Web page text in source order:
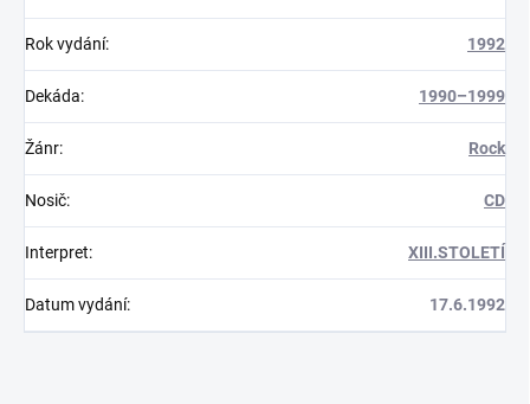
Rok vydání: 1992
Dekáda: 1990–1999
Žánr: Rock
Nosič: CD
Interpret: XIII.STOLETÍ
Datum vydání: 17.6.1992